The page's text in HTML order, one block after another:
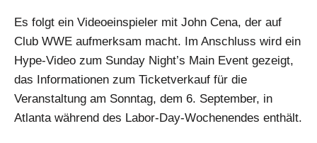
Es folgt ein Videoeinspieler mit John Cena, der auf
Club WWE aufmerksam macht. Im Anschluss wird ein
Hype-Video zum Sunday Night’s Main Event gezeigt,
das Informationen zum Ticketverkauf für die
Veranstaltung am Sonntag, dem 6. September, in
Atlanta während des Labor-Day-Wochenendes enthält.